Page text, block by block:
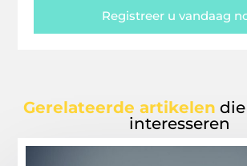
Registreer u vandaag
Gerelateerde artikelen
interesseren